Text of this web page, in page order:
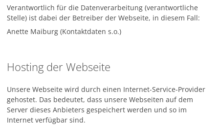
Verantwortlich für die Datenverarbeitung (verantwortliche
Stelle) ist dabei der Betreiber der Webseite, in diesem Fall:
Anette Maiburg (Kontaktdaten s.o.)
Hosting der Webseite
Unsere Webseite wird durch einen Internet-Service-Provider
gehostet. Das bedeutet, dass unsere Webseiten auf dem
Server dieses Anbieters gespeichert werden und so im
Internet verfügbar sind.